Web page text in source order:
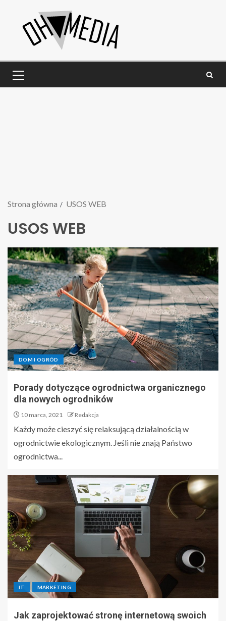
Strona główna USOS WEB
USOS WEB
DOM I OGRÓD
Porady dotyczące ogrodnictwa organicznego
dla nowych ogrodników
10 marca, 2021 Redakcja
Każdy może cieszyć się relaksującą działalnością w
ogrodnictwie ekologicznym. Jeśli nie znają Państwo
ogrodnictwa...
IT MARKETING
Jak zaprojektować stronę internetową swoich